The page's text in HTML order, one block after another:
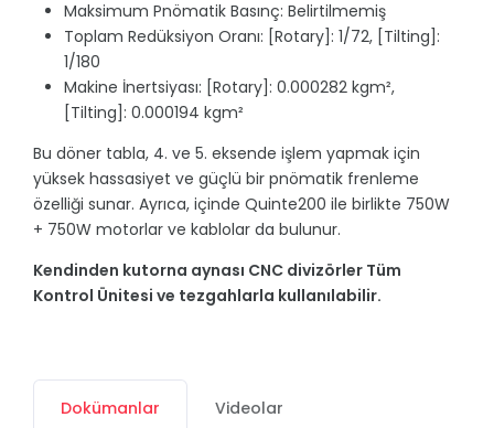
Maksimum Pnömatik Basınç: Belirtilmemiş
Toplam Redüksiyon Oranı: [Rotary]: 1/72, [Tilting]:
1/180
Makine İnertsiyası: [Rotary]: 0.000282 kgm²,
[Tilting]: 0.000194 kgm²
Bu döner tabla, 4. ve 5. eksende işlem yapmak için
yüksek hassasiyet ve güçlü bir pnömatik frenleme
özelliği sunar. Ayrıca, içinde Quinte200 ile birlikte 750W
+ 750W motorlar ve kablolar da bulunur.
Kendinden kutorna aynası CNC divizörler Tüm
Kontrol Ünitesi ve tezgahlarla kullanılabilir.
Dokümanlar Videolar